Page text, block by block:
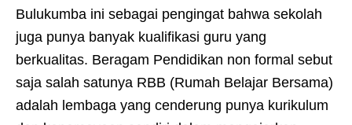
Bulukumba ini sebagai pengingat bahwa sekolah
juga punya banyak kualifikasi guru yang
berkualitas. Beragam Pendidikan non formal sebut
saja salah satunya RBB (Rumah Belajar Bersama)
adalah lembaga yang cenderung punya kurikulum